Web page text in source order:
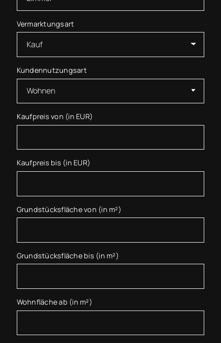
Vermarktungsart
Kundennutzungsart
Kaufpreis von (in EUR)
Kaufpreis bis (in EUR)
Grundstücksfläche von (in m²)
Grundstücksfläche bis (in m²)
Wohnfläche ab (in m²)